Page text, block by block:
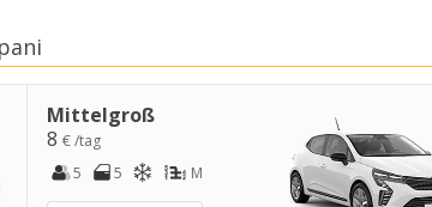
Mittelgroß
8€ /tag
5
5 M